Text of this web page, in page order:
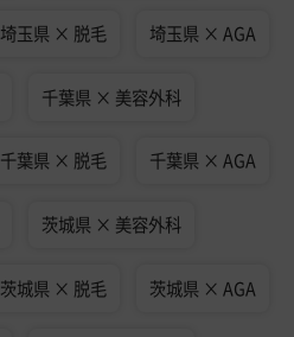
埼玉県 × 脱毛 埼玉県 × AGA
千葉県 × 美容外科
千葉県 × 脱毛 千葉県 × AGA
茨城県 × 美容外科
茨城県 × 脱毛 茨城県 × AGA